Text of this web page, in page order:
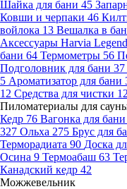
Шайка для бани 45
Ковши и черпаки 46
войлока 13 Вешалка в
Аксессуары Harvia Legend
бани 64 Термометры 56
Подголовник для бани 37
5 Ароматизатор для бани
12 Средства для чистки 12
Пиломатериалы для
Кедр 76 Вагонка для
327 Ольха 275 Брус для
Терморадиата 90 Доска
Осина 9 Термоабаш 63
Канадский кедр 42
Можжевельник